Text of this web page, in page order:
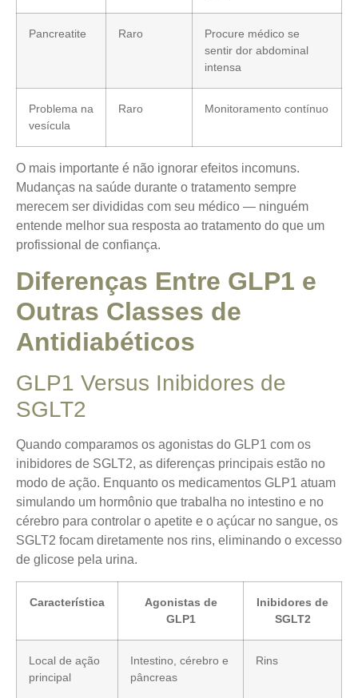
Pancreatite Raro
Procure médico se
sentir dor abdominal
intensa
Problema na
vesícula
Raro Monitoramento contínuo
O mais importante é não ignorar efeitos incomuns.
Mudanças na saúde durante o tratamento sempre
merecem ser divididas com seu médico — ninguém
entende melhor sua resposta ao tratamento do que um
profissional de confiança.
Diferenças Entre GLP1 e
Outras Classes de
Antidiabéticos
GLP1 Versus Inibidores de
SGLT2
Quando comparamos os agonistas do GLP1 com os
inibidores de SGLT2, as diferenças principais estão no
modo de ação. Enquanto os medicamentos GLP1 atuam
simulando um hormônio que trabalha no intestino e no
cérebro para controlar o apetite e o açúcar no sangue, os
SGLT2 focam diretamente nos rins, eliminando o excesso
de glicose pela urina.
Característica
Agonistas de
GLP1
Inibidores de
SGLT2
Local de ação
principal
Intestino, cérebro e
pâncreas
Rins